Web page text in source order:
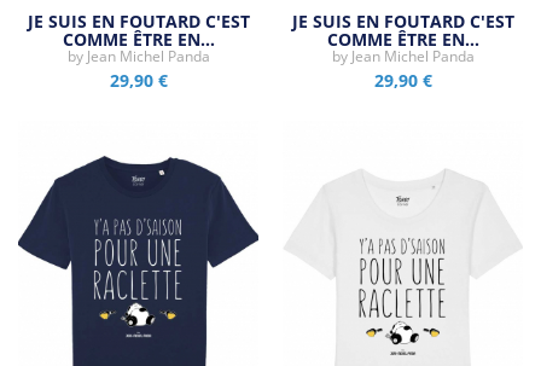
JE SUIS EN FOUTARD C'EST
COMME ÊTRE EN…
by Jean Michel Panda
29,90 €
JE SUIS EN FOUTARD C'EST
COMME ÊTRE EN…
by Jean Michel Panda
29,90 €